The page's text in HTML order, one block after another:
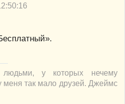
у которых нечему
меня так мало друзей. Джеймс